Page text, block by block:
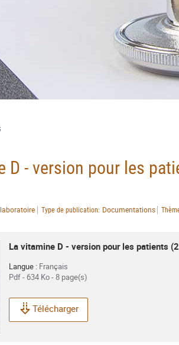
D - version pour les
Type de publication Documentations
La vitamine D - version pour les patients
Langue : Français
Pdf - 634 Ko - 8 page(s)
Télécharger